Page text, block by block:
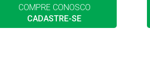
COMPRE CONOSCO
CADASTRE-SE